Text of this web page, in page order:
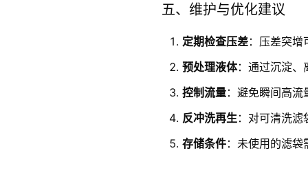
五、维护与优化建议
定期检查压差：压差突
预处理液体：通过沉淀、
控制流量：避免瞬间高
反冲洗再生 ：对可清洗
存储条件：未使用的滤